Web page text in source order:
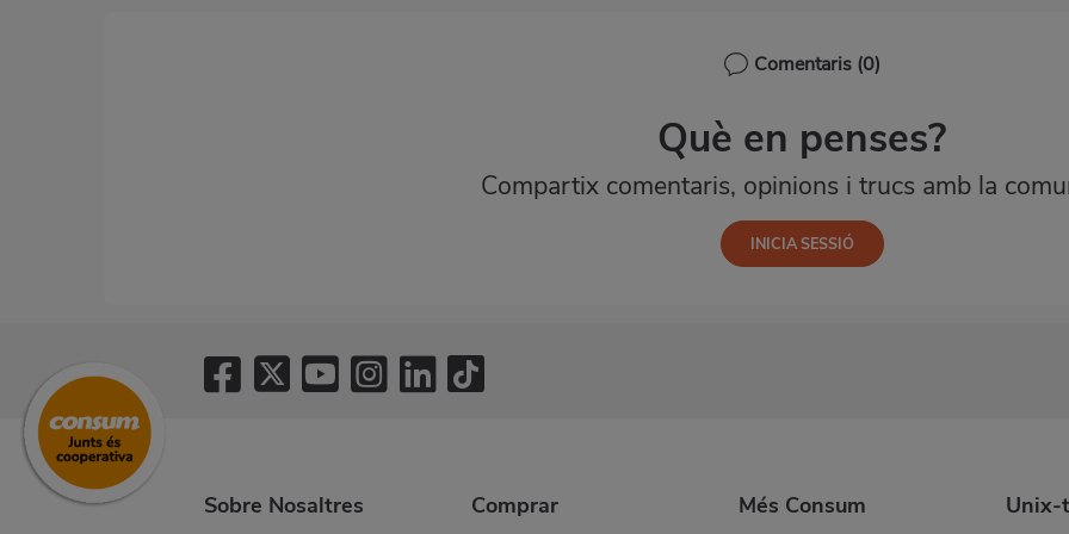
Comentaris (0)
Què en penses?
Compartix comentaris, opinions i trucs amb la
Sobre Nosaltres Comprar Més Consum Unix-